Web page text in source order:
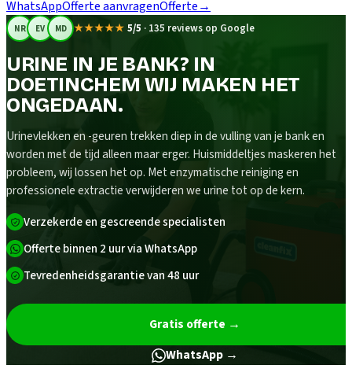
WhatsAppOfferte aanvragenOfferte→
NR EV MD ★★★★★ 5/5 · 135 reviews op Google
URINE IN JE BANK? IN
DOETINCHEM WIJ MAKEN HET
ONGEDAAN.
Urinevlekken en -geuren trekken diep in de vulling van je bank en
worden met de tijd alleen maar erger. Huismiddeltjes maskeren het
probleem, wij lossen het op. Met enzymatische reiniging en
professionele extractie verwijderen we urine tot op de kern.
Verzekerde en gescreende specialisten
Offerte binnen 2 uur via WhatsApp
Tevredenheidsgarantie van 48 uur
Gratis offerte →
WhatsApp →